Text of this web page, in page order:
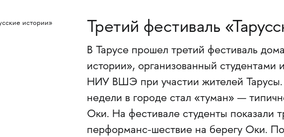
Третий фестиваль
В Тарусе прошел третий фестиваль
истории», организованный
НИУ ВШЭ при участии жителей Тарусы.
недели в городе стал «туман» —
Оки. На фестивале студенты показали
перформанс-шествие на берегу Оки.